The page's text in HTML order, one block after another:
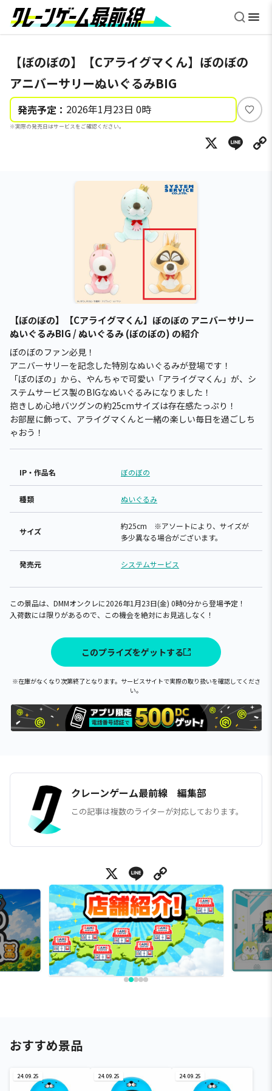
【ぼのぼの】【Cアライグマくん】ぼのぼの
アニバーサリーぬいぐるみBIG
発売予定： 2026年1月23日 0時
※実際の発売日はサービスをご確認ください。
い
ね
X
【ぼのぼの】【Cアライグマくん】ぼのぼの アニバーサリー
ぬいぐるみBIG / ぬいぐるみ (ぼのぼの) の紹介
ぼのぼのファン必見！
アニバーサリーを記念した特別なぬいぐるみが登場です！
「ぼのぼの」から、やんちゃで可愛い「アライグマくん」が、シ
ステムサービス製のBIGなぬいぐるみになりました！
抱きしめ心地バツグンの約25cmサイズは存在感たっぷり！
お部屋に飾って、アライグマくんと一緒の楽しい毎日を過ごしち
ゃおう！
IP・作品名 ぼのぼの
種類 ぬいぐるみ
サイズ
約25cm ※アソートにより、サイズが
多少異なる場合がございます。
発売元 システムサービス
この景品は、DMMオンクレに2026年1月23日(金) 0時0分から登場予定！
入荷数には限りがあるので、この機会を絶対にお見逃しなく！
このプライズをゲットする
※在庫がなくなり次第終了となります。サービスサイトで実際の取り扱いを確認してくださ
い。
クレーンゲーム最前線 編集部
この記事は複数のライターが対応しております。
X Line
おすすめ景品
24.09.25 24.09.25 24.09.25